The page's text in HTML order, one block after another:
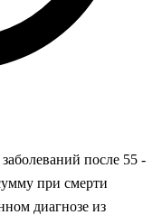
после 55 -
при смерти
диагнозе из